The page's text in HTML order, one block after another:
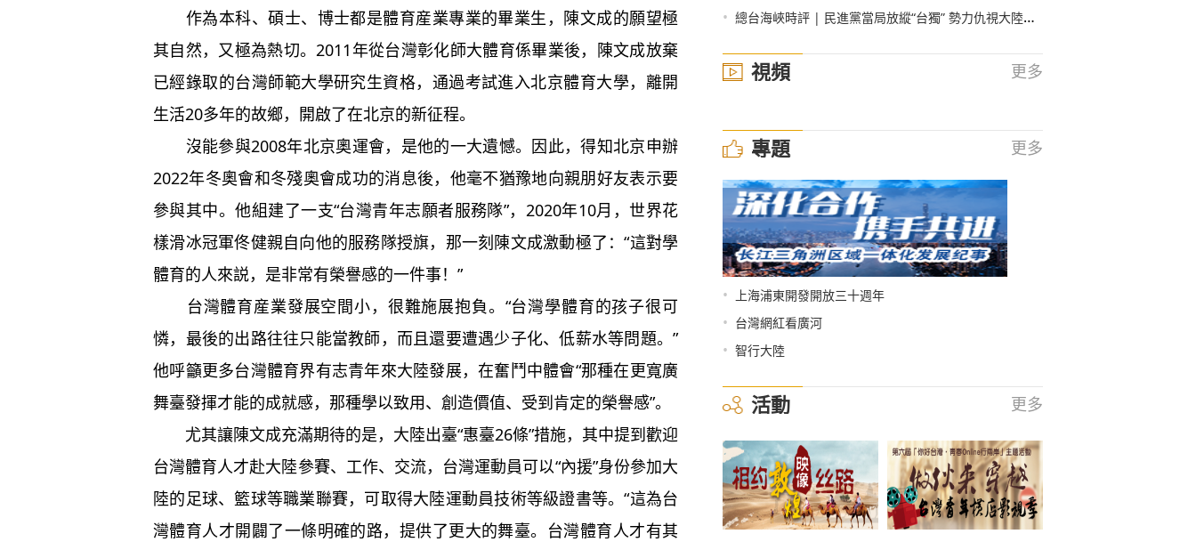
作為本科、碩士、博士都是體育産業專業的畢業生，陳文成的願望極
其自然，又極為熱切。2011年從台灣彰化師大體育係畢業後，陳文成放棄
已經錄取的台灣師範大學研究生資格，通過考試進入北京體育大學，離開
生活20多年的故鄉，開啟了在北京的新征程。
沒能參與2008年北京奧運會，是他的一大遺憾。因此，得知北京申辦
2022年冬奧會和冬殘奧會成功的消息後，他毫不猶豫地向親朋好友表示要
參與其中。他組建了一支“台灣青年志願者服務隊”，2020年10月，世界花
樣滑冰冠軍佟健親自向他的服務隊授旗，那一刻陳文成激動極了：“這對學
體育的人來説，是非常有榮譽感的一件事！”
台灣體育産業發展空間小，很難施展抱負。“台灣學體育的孩子很可
憐，最後的出路往往只能當教師，而且還要遭遇少子化、低薪水等問題。”
他呼籲更多台灣體育界有志青年來大陸發展，在奮鬥中體會“那種在更寬廣
舞臺發揮才能的成就感，那種學以致用、創造價值、受到肯定的榮譽感”。
尤其讓陳文成充滿期待的是，大陸出臺“惠臺26條”措施，其中提到歡迎
台灣體育人才赴大陸參賽、工作、交流，台灣運動員可以“內援”身份參加大
陸的足球、籃球等職業聯賽，可取得大陸運動員技術等級證書等。“這為台
灣體育人才開闢了一條明確的路，提供了更大的舞臺。台灣體育人才有其
• 總台海峽時評 | 民進黨當局放縱“台獨” 勢力仇視大陸必遭嚴懲
視頻 更多
專題 更多
• 上海浦東開發開放三十週年
• 台灣網紅看廣河
• 智行大陸
活動 更多